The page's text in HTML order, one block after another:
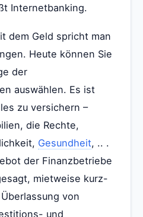
Internetbanking.
dem Geld spricht man
Heute können Sie
der
auswählen. Es ist
zu versichern –
die Rechte,
Gesundheit, .. .
der Finanzbetriebe
mietweise kurz-
von
und